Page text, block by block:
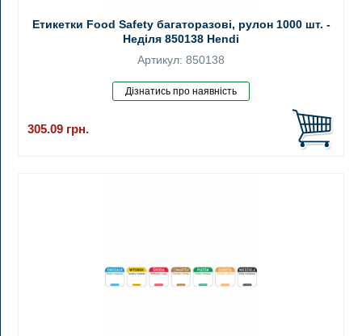
Етикетки Food Safety багаторазові, рулон 1000 шт. -
Неділя 850138 Hendi
Артикул: 850138
305.09 грн.